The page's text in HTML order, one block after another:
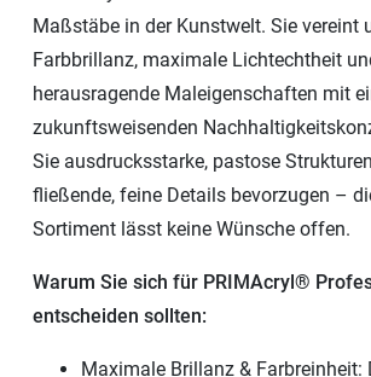
Maßstäbe in der Kunstwelt. Sie vereint
Farbbrillanz, maximale Lichtechtheit
herausragende Maleigenschaften mit
zukunftsweisenden
Sie ausdrucksstarke, pastose
fließende, feine Details bevorzugen –
Sortiment lässt keine Wünsche offen.
Warum Sie sich für PRIMAcryl®
entscheiden sollten:
Maximale Brillanz & Farbreinheit: